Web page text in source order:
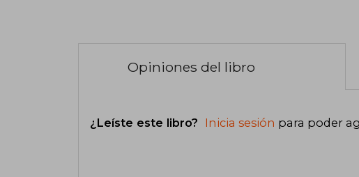
Opiniones del libro
¿Leíste este libro? Inicia sesión para poder